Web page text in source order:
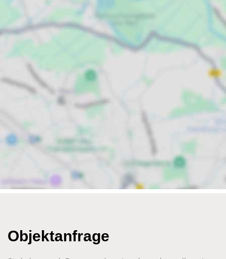
Objektanfrage